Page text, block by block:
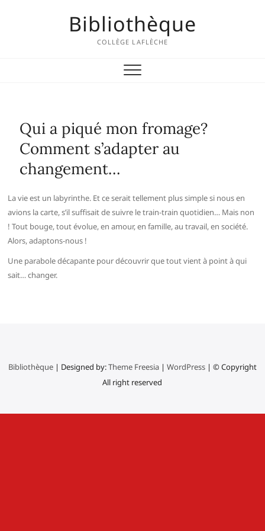
Bibliothèque
COLLÈGE LAFLÈCHE
Qui a piqué mon fromage?
Comment s’adapter au
changement…
La vie est un labyrinthe. Et ce serait tellement plus simple si nous en
avions la carte, s’il suffisait de suivre le train-train quotidien… Mais non
! Tout bouge, tout évolue, en amour, en famille, au travail, en société.
Alors, adaptons-nous !
Une parabole décapante pour découvrir que tout vient à point à qui
sait… changer.
Bibliothèque| Designed by:Theme Freesia| WordPress| © Copyright
All right reserved